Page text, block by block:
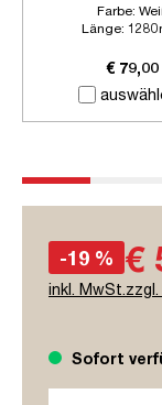
Farbe:
Länge:
€ 79,00
-19 % €
inkl.
Sofort